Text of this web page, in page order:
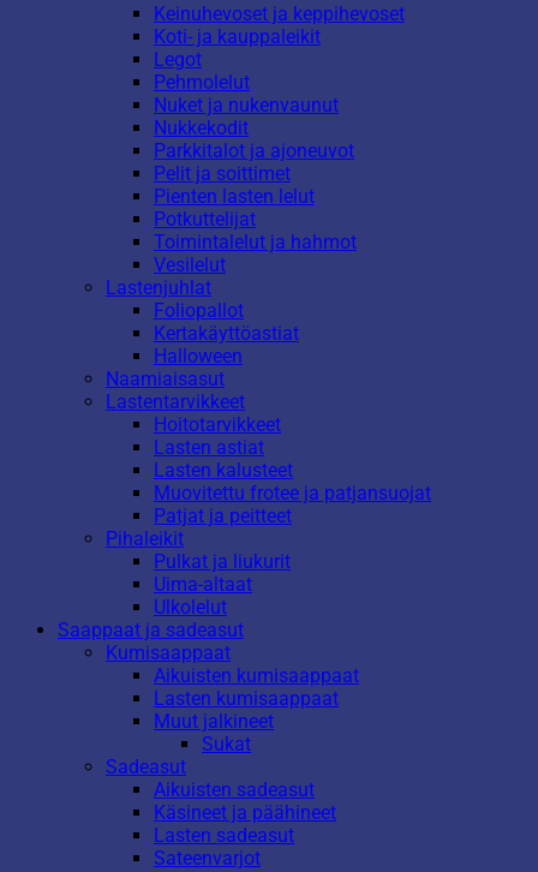
Keinuhevoset ja keppihevoset
Koti- ja kauppaleikit
Legot
Pehmolelut
Nuket ja nukenvaunut
Nukkekodit
Parkkitalot ja ajoneuvot
Pelit ja soittimet
Pienten lasten lelut
Potkuttelijat
Toimintalelut ja hahmot
Vesilelut
Lastenjuhlat
Foliopallot
Kertakäyttöastiat
Halloween
Naamiaisasut
Lastentarvikkeet
Hoitotarvikkeet
Lasten astiat
Lasten kalusteet
Muovitettu frotee ja patjansuojat
Patjat ja peitteet
Pihaleikit
Pulkat ja liukurit
Uima-altaat
Ulkolelut
Saappaat ja sadeasut
Kumisaappaat
Aikuisten kumisaappaat
Lasten kumisaappaat
Muut jalkineet
Sukat
Sadeasut
Aikuisten sadeasut
Käsineet ja päähineet
Lasten sadeasut
Sateenvarjot